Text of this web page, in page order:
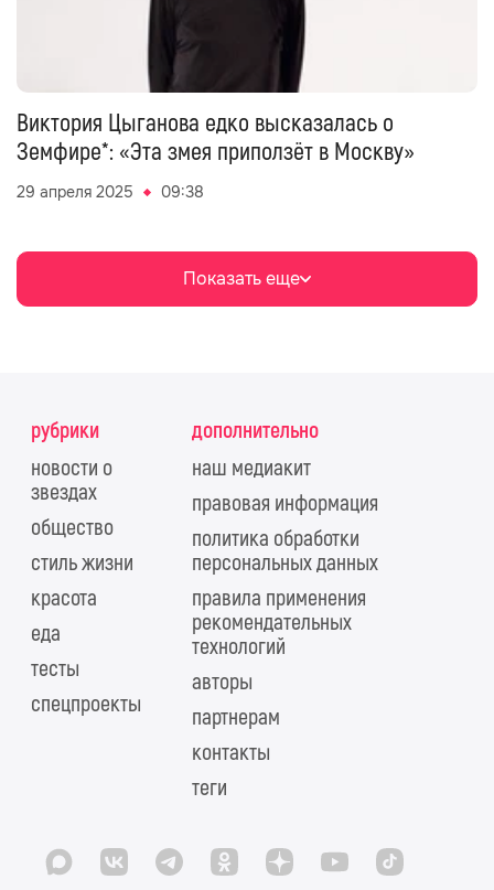
Виктория Цыганова едко высказалась о
Земфире*: «Эта змея приползёт в Москву»
29 апреля 2025 09:38
Показать еще
рубрики
новости о
звездах
общество
стиль жизни
красота
еда
тесты
спецпроекты
дополнительно
наш медиакит
правовая информация
политика обработки
персональных данных
правила применения
рекомендательных
технологий
авторы
партнерам
контакты
теги